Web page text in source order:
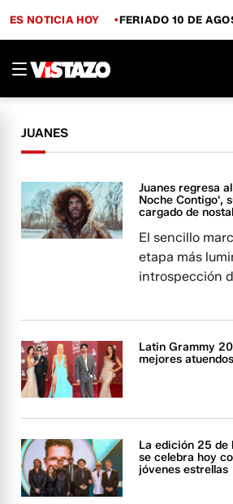
ES NOTICIA HOY FERIADO 10 DE
JUANES
Juanes regresa
Noche Contigo',
cargado de
El sencillo
etapa más
introspección
Latin Grammy
mejores
La edición 25 de
se celebra hoy
jóvenes estrellas